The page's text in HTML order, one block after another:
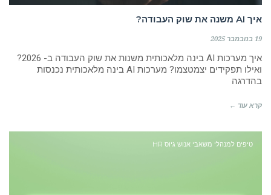
איך AI משנה את שוק העבודה?
19 בנובמבר 2025
איך מערכות AI בינה מלאכותית משנות את שוק העבודה ב- 2026?
ואילו תפקידים יצמטצמו? מערכות AI בינה מלאכותית נכנסות
בהדרגה
קרא עוד ←
טיפים למנהלי משאבי אנוש גיוס HR